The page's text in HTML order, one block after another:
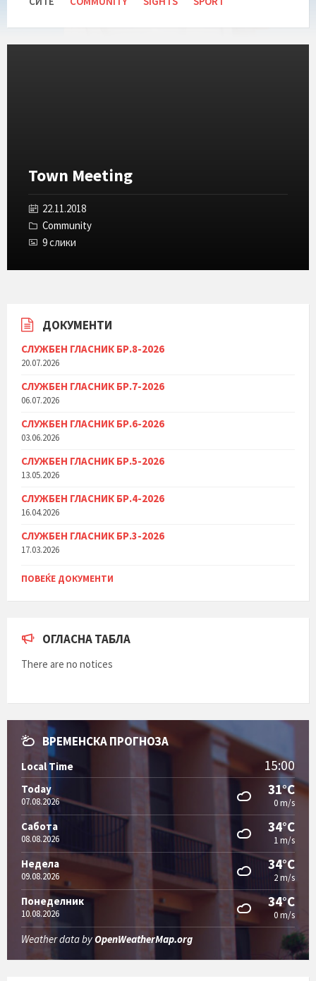
Town Meeting
22.11.2018
Community
9 слики
ДОКУМЕНТИ
СЛУЖБЕН ГЛАСНИК БР.8-2026
20.07.2026
СЛУЖБЕН ГЛАСНИК БР.7-2026
06.07.2026
СЛУЖБЕН ГЛАСНИК БР.6-2026
03.06.2026
СЛУЖБЕН ГЛАСНИК БР.5-2026
13.05.2026
СЛУЖБЕН ГЛАСНИК БР.4-2026
16.04.2026
СЛУЖБЕН ГЛАСНИК БР.3-2026
17.03.2026
ПОВЕЌЕ ДОКУМЕНТИ
ОГЛАСНА ТАБЛА
There are no notices
ВРЕМЕНСКА ПРОГНОЗА
Local Time 15:00
Today
07.08.2026
31°C
0 m/s
Сабота
08.08.2026
34°C
1 m/s
Недела
09.08.2026
34°C
2 m/s
Понеделник
10.08.2026
34°C
0 m/s
Weather data byOpenWeatherMap.org